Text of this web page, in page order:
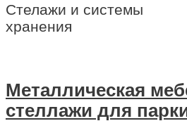
Стелажи и системы
хранения
Металлическая
стеллажи для